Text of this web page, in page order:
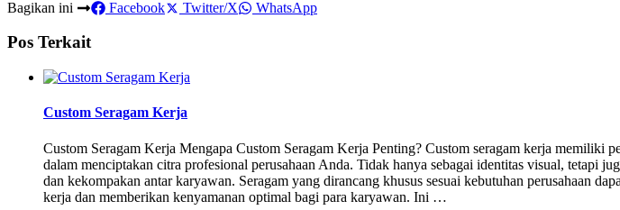
Bagikan ini
Facebook Twitter/X WhatsApp
Pos Terkait
Custom Seragam Kerja
Custom Seragam Kerja Mengapa Custom Seragam Kerja Penting? Custom seragam kerja memiliki
dalam menciptakan citra profesional perusahaan Anda. Tidak hanya sebagai identitas visual, tetapi
dan kekompakan antar karyawan. Seragam yang dirancang khusus sesuai kebutuhan perusahaan
kerja dan memberikan kenyamanan optimal bagi para karyawan. Ini …